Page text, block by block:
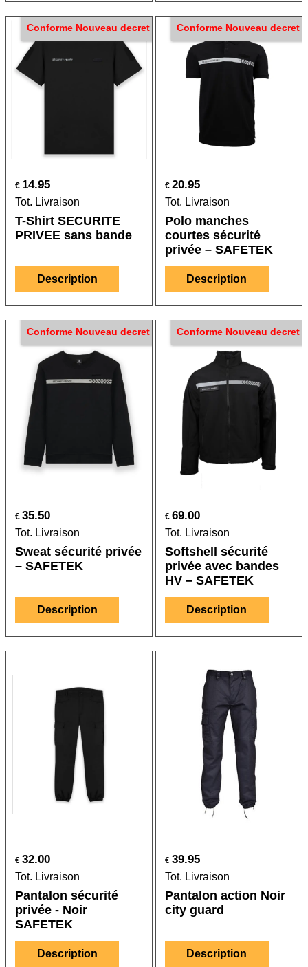
Conforme Nouveau decret
€ 14.95
Tot. Livraison
T-Shirt SECURITE
PRIVEE sans bande
Description
Conforme Nouveau decret
€ 20.95
Tot. Livraison
Polo manches
courtes sécurité
privée – SAFETEK
Description
Conforme Nouveau decret
€ 35.50
Tot. Livraison
Sweat sécurité privée
– SAFETEK
Description
Conforme Nouveau decret
€ 69.00
Tot. Livraison
Softshell sécurité
privée avec bandes
HV – SAFETEK
Description
€ 32.00
Tot. Livraison
Pantalon sécurité
privée - Noir
SAFETEK
Description
€ 39.95
Tot. Livraison
Pantalon action Noir
city guard
Description